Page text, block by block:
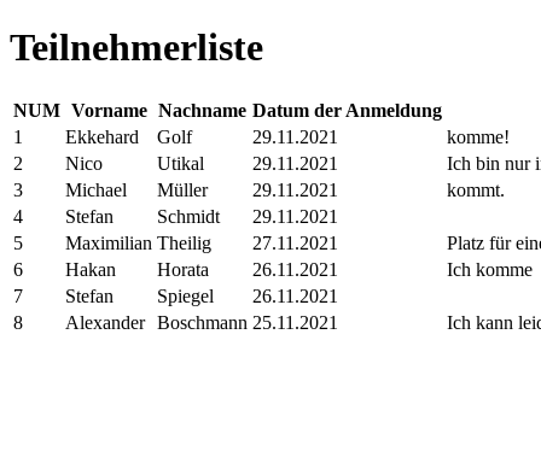
Teilnehmerliste
NUM Vorname Nachname Datum der Anmeldung
1
Ekkehard Golf 29.11.2021
komme!
2
Nico Utikal 29.11.2021
Ich bin nur
3
Michael Müller 29.11.2021
kommt.
4
Stefan Schmidt
29.11.2021
5
Maximilian Theilig 27.11.2021
Platz für
6
Hakan Horata 26.11.2021
Ich komme
7
Stefan Spiegel
26.11.2021
8
Alexander Boschmann 25.11.2021 Ich kann